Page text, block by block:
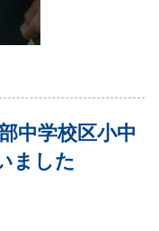
中学校区小中
ました